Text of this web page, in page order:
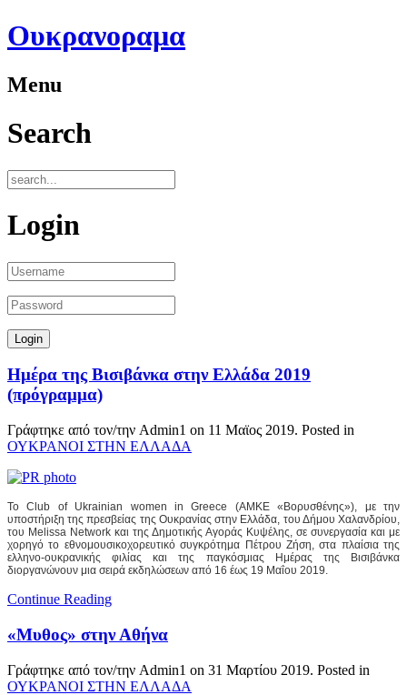
Ουκρανοραμα
Menu
Search
Login
Ημέρα της Βισιβάνκα στην Ελλάδα 2019
(πρόγραμμα)
Γράφτηκε από τον/την Admin1 on 11 Μαϊος 2019. Posted in
ΟΥΚΡΑΝΟΙ ΣΤΗΝ ΕΛΛΑΔΑ
Το Club of Ukrainian women in Greece (ΑΜΚΕ «Βορυσθένης»), με την
υποστήριξη της πρεσβείας της Ουκρανίας στην Ελλάδα, του Δήμου Χαλανδρίου,
του Melissa Network και της Δημοτικής Αγοράς Κυψέλης, σε συνεργασία και με
χορηγό το εθνομουσικοχορευτικό συγκρότημα Πέτρου Ζήση, στα πλαίσια της
ελληνο-ουκρανικής φιλίας και της παγκόσμιας Ημέρας της Βισιβάνκα
διοργανώνουν μια σειρά εκδηλώσεων από 16 έως 19 Μαΐου 2019.
Continue Reading
«Μυθος» στην Αθήνα
Γράφτηκε από τον/την Admin1 on 31 Μαρτίου 2019. Posted in
ΟΥΚΡΑΝΟΙ ΣΤΗΝ ΕΛΛΑΔΑ